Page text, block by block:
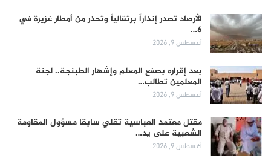
الأرصاد تصدر إنذاراً برتقالياً وتحذر من أمطار غزيرة في
6…
أغسطس 9, 2026
بعد إقراره بصفع المعلم وإشهار الطبنجة.. لجنة
المعلمين تطالب…
أغسطس 9, 2026
مقتل معتمد العباسية تقلي سابقا مسؤول المقاومة
الشعبية على يد…
أغسطس 9, 2026